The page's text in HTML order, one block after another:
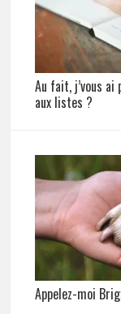
Au fait, j’vous
aux listes ?
Appelez-moi